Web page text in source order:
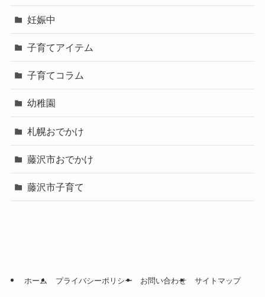
妊娠中
子育てアイテム
子育てコラム
幼稚園
札幌おでかけ
藤沢市おでかけ
藤沢市子育て
ホーム プライバシーポリシー お問い合わせ サイトマップ